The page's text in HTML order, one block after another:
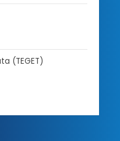
(TEGET)